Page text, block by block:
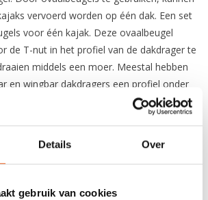
Details Over
gebruik van cookies
vervoerd worden op één dak. Een set
voor één kajak. Deze ovaalbeugel
de T-nut in het profiel van de dakdrager te
middels een moer. Meestal hebben
en wingbar dakdragers een profiel onder